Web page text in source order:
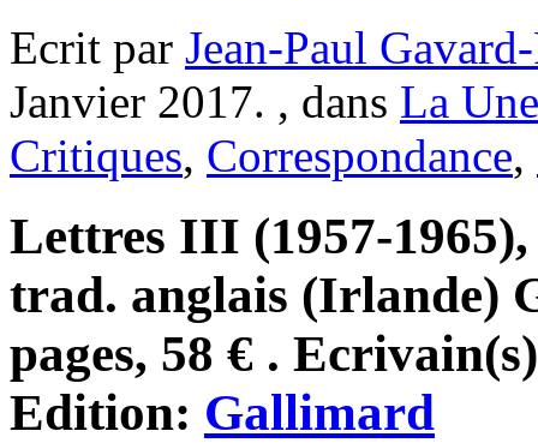
Ecrit par Jean-Paul
Janvier 2017. , dans La
Critiques, Correspondance,
Lettres III (1957-
trad. anglais (Irlande)
pages, 58 € .
Edition: Gallimard